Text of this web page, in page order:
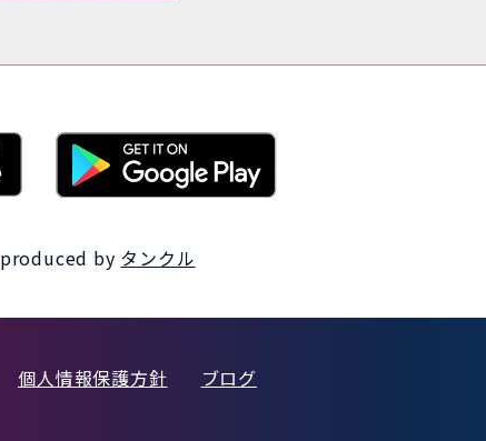
produced by タンクル
個人情報保護方針 ブログ